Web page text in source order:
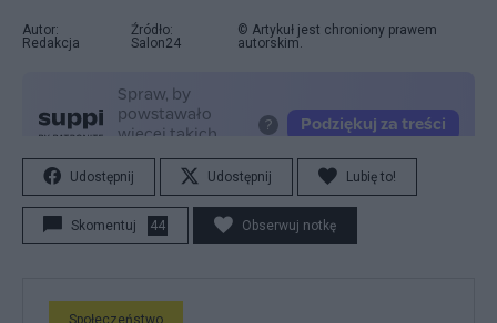
Autor:
Redakcja
Źródło:
Salon24
© Artykuł jest chroniony prawem
autorskim.
Udostępnij Udostępnij Lubię to!
Skomentuj 44 Obserwuj notkę
Społeczeństwo